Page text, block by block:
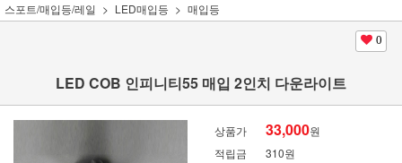
스포트/매입등/레일 LED매입등 매입등
0
LED COB 인피니티55 매입 2인치 다운라이트
상품가 33,000원
적립금
310원